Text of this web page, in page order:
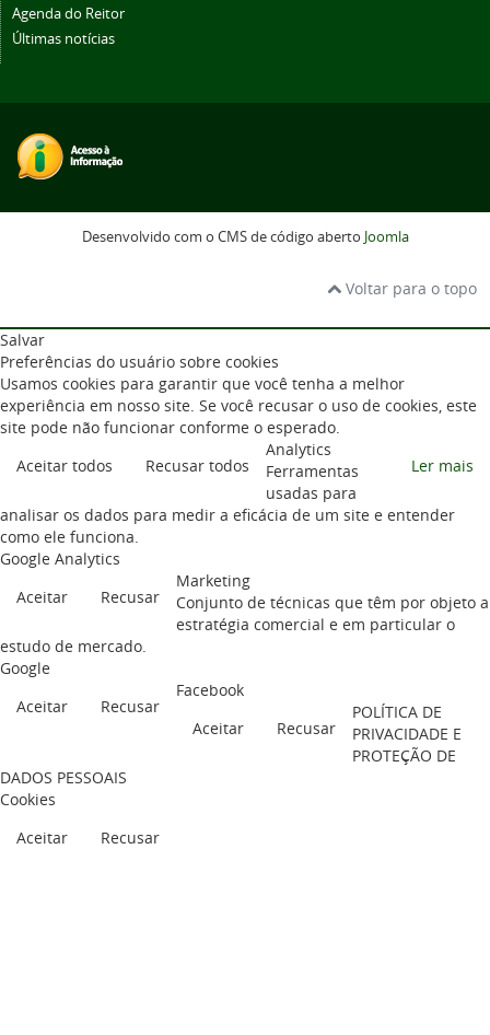
Agenda do Reitor
Últimas notícias
Desenvolvido com o CMS de código aberto Joomla
Voltar para o topo
Salvar
Preferências do usuário sobre cookies
Usamos cookies para garantir que você tenha a melhor
experiência em nosso site. Se você recusar o uso de cookies, este
site pode não funcionar conforme o esperado.
Aceitar todos
Recusar todos Ler mais
Analytics
Ferramentas
usadas para
analisar os dados para medir a eficácia de um site e entender
como ele funciona.
Google Analytics
Aceitar
Recusar
Marketing
Conjunto de técnicas que têm por objeto a
estratégia comercial e em particular o
estudo de mercado.
Google
Aceitar
Recusar
Facebook
Aceitar
Recusar
POLÍTICA DE
PRIVACIDADE E
PROTEÇÃO DE
DADOS PESSOAIS
Cookies
Aceitar
Recusar